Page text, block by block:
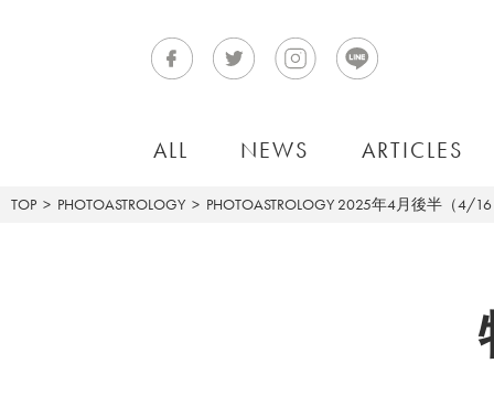
ALL NEWS ARTICLES
TOP PHOTOASTROLOGY PHOTOASTROLOGY 2025年4月後半（4/